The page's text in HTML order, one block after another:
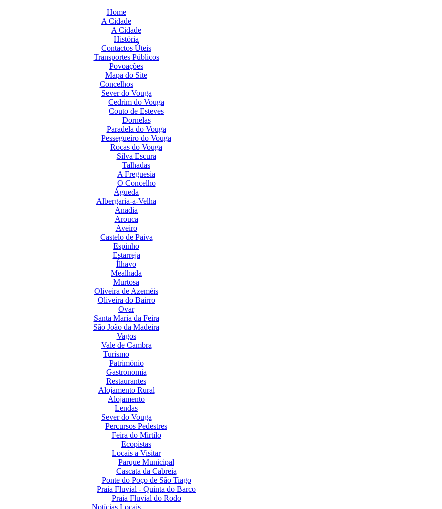
Home
A Cidade
A Cidade
História
Contactos Úteis
Transportes Públicos
Povoações
Mapa do Site
Concelhos
Sever do Vouga
Cedrim do Vouga
Couto de Esteves
Dornelas
Paradela do Vouga
Pessegueiro do Vouga
Rocas do Vouga
Silva Escura
Talhadas
A Freguesia
O Concelho
Águeda
Albergaria-a-Velha
Anadia
Arouca
Aveiro
Castelo de Paiva
Espinho
Estarreja
Ílhavo
Mealhada
Murtosa
Oliveira de Azeméis
Oliveira do Bairro
Ovar
Santa Maria da Feira
São João da Madeira
Vagos
Vale de Cambra
Turismo
Património
Gastronomia
Restaurantes
Alojamento Rural
Alojamento
Lendas
Sever do Vouga
Percursos Pedestres
Feira do Mirtilo
Ecopistas
Locais a Visitar
Parque Municipal
Cascata da Cabreia
Ponte do Poço de São Tiago
Praia Fluvial - Quinta do Barco
Praia Fluvial do Rodo
Notícias Locais